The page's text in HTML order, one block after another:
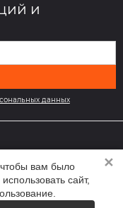
вам было
сайт,
✕
и
данных
и обуви med-